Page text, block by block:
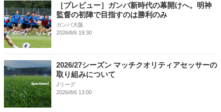
［プレビュー］ガンバ新時代の幕開けへ。明神
監督の初陣で目指すのは勝利のみ
ガンバ大阪
2026/8/6 19:30
2026/27シーズン マッチクオリティアセッサーの
取り組みについて
Jリーグ
2026/8/6 13:00